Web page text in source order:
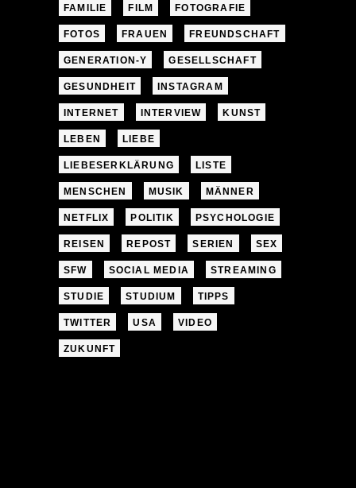
FAMILIE FILM FOTOGRAFIE
FOTOS FRAUEN FREUNDSCHAFT
GENERATION-Y GESELLSCHAFT
GESUNDHEIT INSTAGRAM
INTERNET INTERVIEW KUNST
LEBEN LIEBE
LIEBESERKLÄRUNG LISTE
MENSCHEN MUSIK MÄNNER
NETFLIX POLITIK PSYCHOLOGIE
REISEN REPOST SERIEN SEX
SFW SOCIAL MEDIA STREAMING
STUDIE STUDIUM TIPPS
TWITTER USA VIDEO
ZUKUNFT